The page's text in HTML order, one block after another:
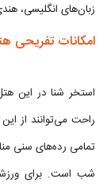
زبان‌های انگلیسی،
امکانات تفریحی
استخر شنا در این
راحت می‌توانند از
شب است. برای